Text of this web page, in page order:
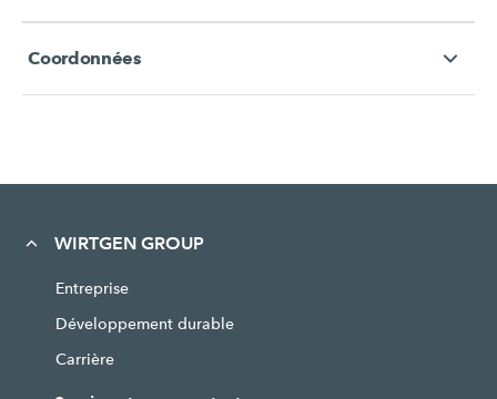
Coordonnées
WIRTGEN GROUP
Entreprise
Développement durable
Carrière